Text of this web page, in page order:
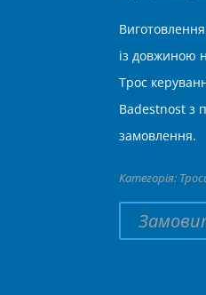
із довжиною
Трос
Badestnost з
замовлення.
Категорія: